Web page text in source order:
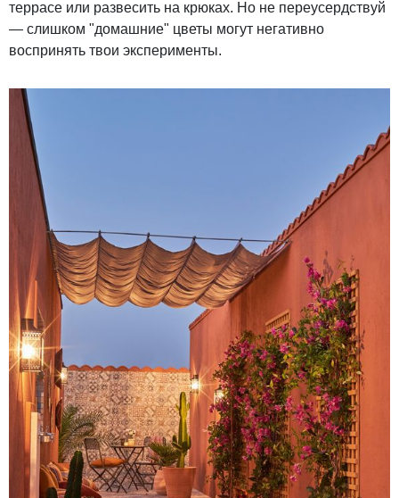
террасе или развесить на крюках. Но не переусердствуй
— слишком "домашние" цветы могут негативно
воспринять твои эксперименты.